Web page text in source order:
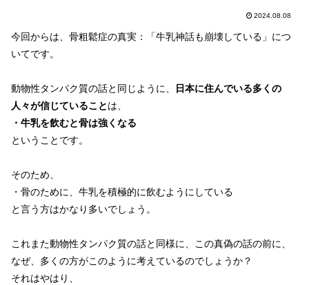
2024.08.08
今回からは、骨粗鬆症の真実：「牛乳神話も崩壊している」につ
いてです。
動物性タンパク質の話と同じように、
日本に住んでいる多くの
人々が信じていることは、
・牛乳を飲むと骨は強くなる
ということです。
そのため、
・骨のために、牛乳を積極的に飲むようにしている
と言う方はかなり多いでしょう。
これまた動物性タンパク質の話と同様に、この真偽の話の前に、
なぜ、多くの方がこのように考えているのでしょうか？
それはやはり、